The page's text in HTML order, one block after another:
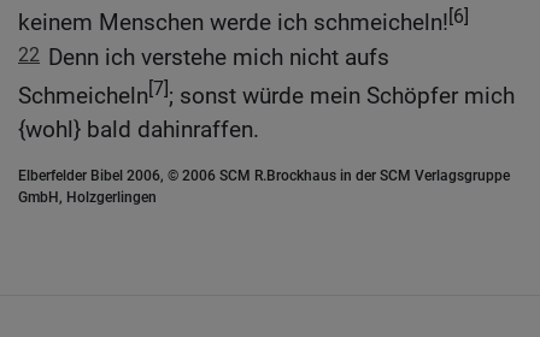
keinem Menschen werde ich schmeicheln![6]
22 Denn ich verstehe mich nicht aufs
Schmeicheln[7]; sonst würde mein Schöpfer mich
{wohl} bald dahinraffen.
Elberfelder Bibel 2006, © 2006 SCM R.Brockhaus in der SCM Verlagsgruppe
GmbH, Holzgerlingen